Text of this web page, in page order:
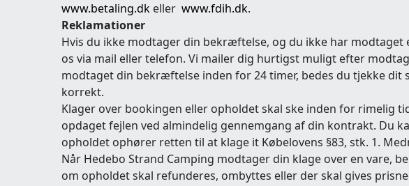
www.betaling.dk eller www.fdih.dk.
Reklamationer
Hvis du ikke modtager din bekræftelse, og du ikke har
os via mail eller telefon. Vi mailer dig hurtigst muligt efter
modtaget din bekræftelse inden for 24 timer, bedes du tjekke dit
korrekt.
Klager over bookingen eller opholdet skal ske inden for rimelig
opdaget fejlen ved almindelig gennemgang af din kontrakt. Du
opholdet ophører retten til at klage it Købelovens §83, stk. 1.
Når Hedebo Strand Camping modtager din klage over en vare,
om opholdet skal refunderes, ombyttes eller der skal gives